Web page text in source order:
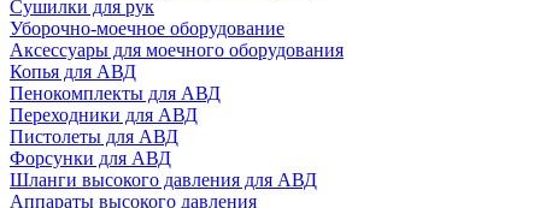
Сушилки для рук
Уборочно-моечное оборудование
Аксессуары для моечного оборудования
Копья для АВД
Пенокомплекты для АВД
Переходники для АВД
Пистолеты для АВД
Форсунки для АВД
Шланги высокого давления для АВД
Аппараты высокого давления